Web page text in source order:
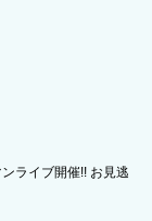
ライブ開催!! お見逃